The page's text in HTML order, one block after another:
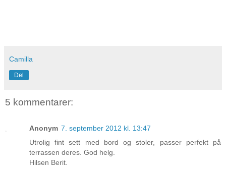
Camilla
Del
5 kommentarer:
Anonym 7. september 2012 kl. 13:47
Utrolig fint sett med bord og stoler, passer perfekt på
terrassen deres. God helg.
Hilsen Berit.